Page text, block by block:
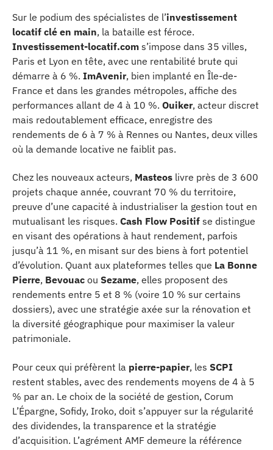
Sur le podium des spécialistes de l’investissement
locatif clé en main, la bataille est féroce.
Investissement-locatif.com s’impose dans 35 villes,
Paris et Lyon en tête, avec une rentabilité brute qui
démarre à 6 %. ImAvenir, bien implanté en Île-de-
France et dans les grandes métropoles, affiche des
performances allant de 4 à 10 %. Ouiker, acteur discret
mais redoutablement efficace, enregistre des
rendements de 6 à 7 % à Rennes ou Nantes, deux villes
où la demande locative ne faiblit pas.
Chez les nouveaux acteurs, Masteos livre près de 3 600
projets chaque année, couvrant 70 % du territoire,
preuve d’une capacité à industrialiser la gestion tout en
mutualisant les risques. Cash Flow Positif se distingue
en visant des opérations à haut rendement, parfois
jusqu’à 11 %, en misant sur des biens à fort potentiel
d’évolution. Quant aux plateformes telles que La Bonne
Pierre, Bevouac ou Sezame, elles proposent des
rendements entre 5 et 8 % (voire 10 % sur certains
dossiers), avec une stratégie axée sur la rénovation et
la diversité géographique pour maximiser la valeur
patrimoniale.
Pour ceux qui préfèrent la pierre-papier, les SCPI
restent stables, avec des rendements moyens de 4 à 5
% par an. Le choix de la société de gestion, Corum
L’Épargne, Sofidy, Iroko, doit s’appuyer sur la régularité
des dividendes, la transparence et la stratégie
d’acquisition. L’agrément AMF demeure la référence